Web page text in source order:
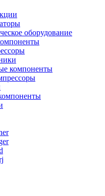
оборудование
компоненты